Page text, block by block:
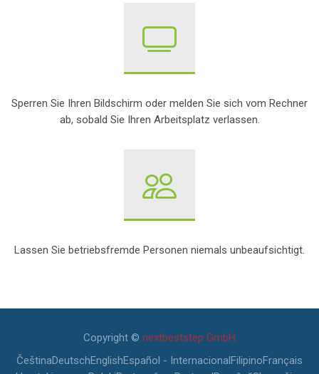
Sperren Sie Ihren Bildschirm oder melden Sie sich vom Rechner
ab, sobald Sie Ihren Arbeitsplatz verlassen.
Lassen Sie betriebsfremde Personen niemals unbeaufsichtigt.
Copyright © nextbeststep GmbH
ČeštinaDeutschEnglishEspañol - InternacionalFilipinoFrançais